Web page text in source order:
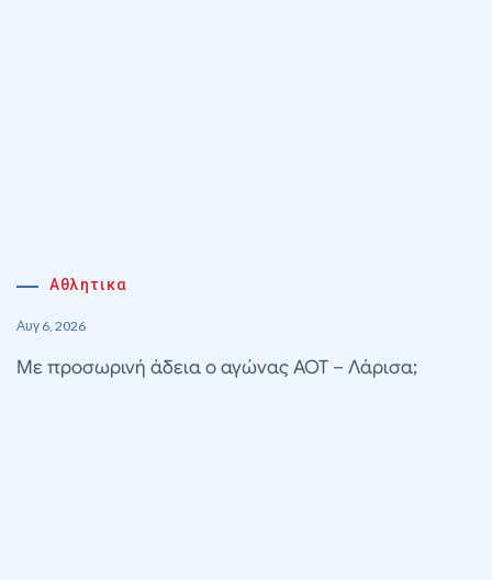
Αθλητικα
Αυγ 6, 2026
Με προσωρινή άδεια ο αγώνας ΑΟΤ – Λάρισα;